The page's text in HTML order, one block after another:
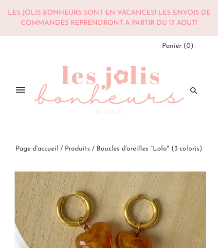
LES JOLIS BONHEURS SONT EN VACANCES! LES ENVOIS DE
COMMANDES REPRENDRONT A PARTIR DU 17 AOUT!
Panier (0)
Page d'accueil / Produits / Boucles d'oreilles "Lola" (3 coloris)